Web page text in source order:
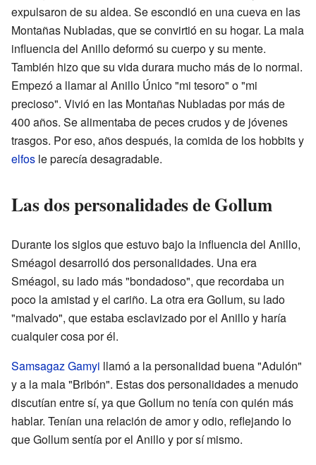
expulsaron de su aldea. Se escondió en una cueva en las
Montañas Nubladas, que se convirtió en su hogar. La mala
influencia del Anillo deformó su cuerpo y su mente.
También hizo que su vida durara mucho más de lo normal.
Empezó a llamar al Anillo Único "mi tesoro" o "mi
precioso". Vivió en las Montañas Nubladas por más de
400 años. Se alimentaba de peces crudos y de jóvenes
trasgos. Por eso, años después, la comida de los hobbits y
elfos le parecía desagradable.
Las dos personalidades de Gollum
Durante los siglos que estuvo bajo la influencia del Anillo,
Sméagol desarrolló dos personalidades. Una era
Sméagol, su lado más "bondadoso", que recordaba un
poco la amistad y el cariño. La otra era Gollum, su lado
"malvado", que estaba esclavizado por el Anillo y haría
cualquier cosa por él.
Samsagaz Gamyi llamó a la personalidad buena "Adulón"
y a la mala "Bribón". Estas dos personalidades a menudo
discutían entre sí, ya que Gollum no tenía con quién más
hablar. Tenían una relación de amor y odio, reflejando lo
que Gollum sentía por el Anillo y por sí mismo.